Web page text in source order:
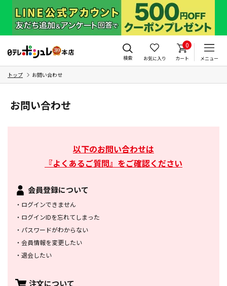
検索 お気に入り
0
カート メニュー
トップ お問い合わせ
お問い合わせ
以下のお問い合わせは
『よくあるご質問』をご確認ください
会員登録について
・ ログインできません
・ ログインIDを忘れてしまった
・ パスワードがわからない
・ 会員情報を変更したい
・ 退会したい
注文について